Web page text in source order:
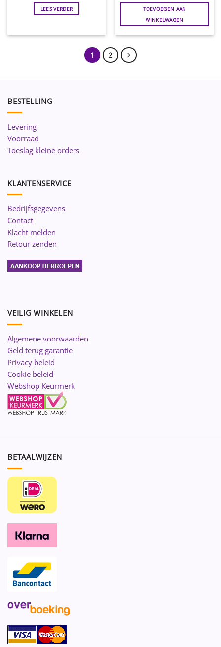
LEES VERDER
TOEVOEGEN AAN
WINKELWAGEN
1 2
BESTELLING
Levering
Voorraad
Toeslag kleine orders
KLANTENSERVICE
Bedrijfsgegevens
Contact
Klacht melden
Retour zenden
VEILIG WINKELEN
Algemene voorwaarden
Geld terug garantie
Privacy beleid
Cookie beleid
Webshop Keurmerk
BETAALWIJZEN